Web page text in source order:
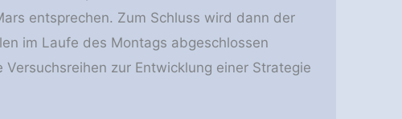
entsprechen. Zum Schluss wird dann der
im Laufe des Montags abgeschlossen
zur Entwicklung einer Strategie